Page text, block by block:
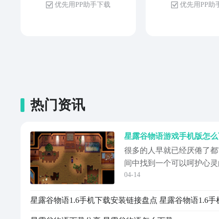
优 先 用 P P 助 手 下 载 优 先 用 P P 助
热门资讯
很多的人早就已经厌倦了
间中找到一个可以呵护心
一下这款游戏。这款风靡
家只需要通过以下的链接
04-14